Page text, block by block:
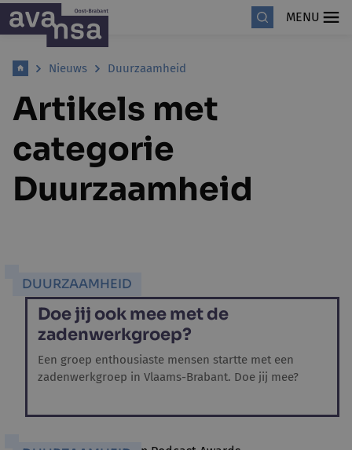
MENU
Nieuws Duurzaamheid
Artikels met
categorie
Duurzaamheid
DUURZAAMHEID
Doe jij ook mee met de
zadenwerkgroep?
Een groep enthousiaste mensen startte met een
zadenwerkgroep in Vlaams-Brabant. Doe jij mee?